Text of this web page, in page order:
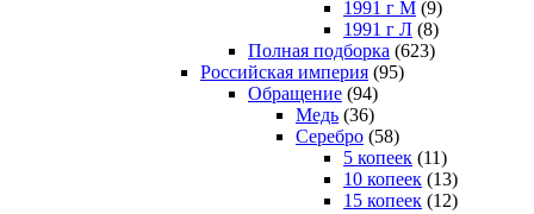
1991 г М (9)
1991 г Л (8)
Полная подборка (623)
Российская империя (95)
Обращение (94)
Медь (36)
Серебро (58)
5 копеек (11)
10 копеек (13)
15 копеек (12)